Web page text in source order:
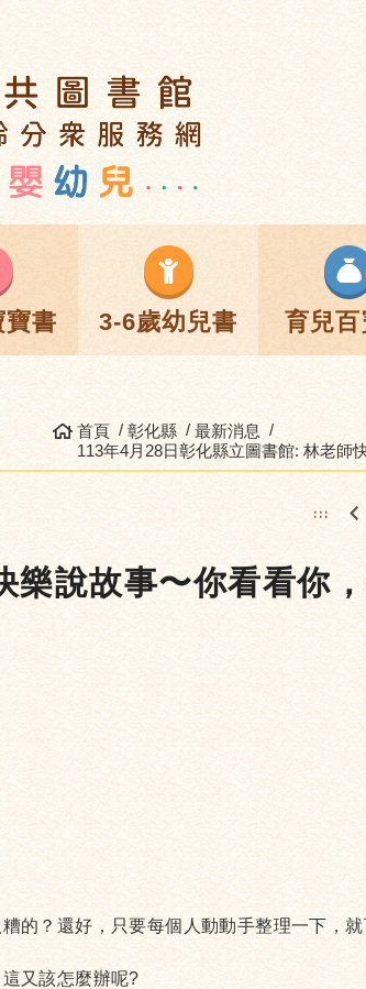
寶書 3-6歲幼兒書 育兒
首頁 彰化縣
最新消息
113年4月28日彰化縣立圖書館: 林老師
:::
說故事〜你看看你
？還好，只要每個人動動手整理一下，就
又該怎麼辦呢?